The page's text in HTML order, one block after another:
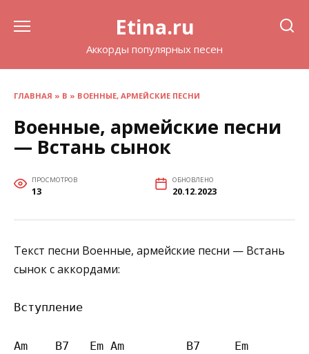
Etina.ru
Аккорды популярных песен
ГЛАВНАЯ » В » ВОЕННЫЕ, АРМЕЙСКИЕ ПЕСНИ
Военные, армейские песни
— Встань сынок
ПРОСМОТРОВ
13
ОБНОВЛЕНО
20.12.2023
Текст песни Военные, армейские песни — Встань
сынок с аккордами:
Вступление
Am    B7   Em Am         B7     Em